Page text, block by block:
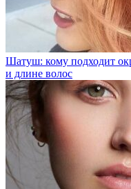
Шатуш: кому подходит
и длине волос